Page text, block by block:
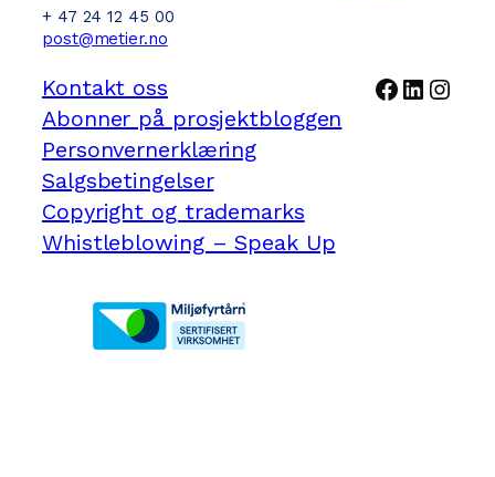
+ 47 24 12 45 00
post@metier.no
Kontakt oss
Abonner på prosjektbloggen
Personvernerklæring
Salgsbetingelser
Copyright og trademarks
Whistleblowing – Speak Up
Facebook